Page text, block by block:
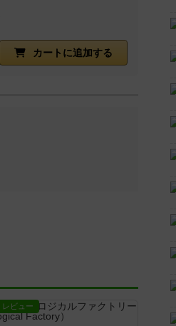
カートに追加する
レビュー